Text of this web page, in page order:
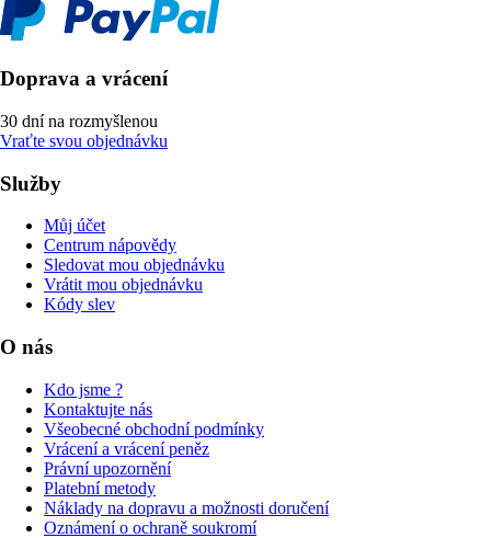
Doprava a vrácení
30 dní na rozmyšlenou
Vraťte svou objednávku
Služby
Můj účet
Centrum nápovědy
Sledovat mou objednávku
Vrátit mou objednávku
Kódy slev
O nás
Kdo jsme ?
Kontaktujte nás
Všeobecné obchodní podmínky
Vrácení a vrácení peněz
Právní upozornění
Platební metody
Náklady na dopravu a možnosti doručení
Oznámení o ochraně soukromí